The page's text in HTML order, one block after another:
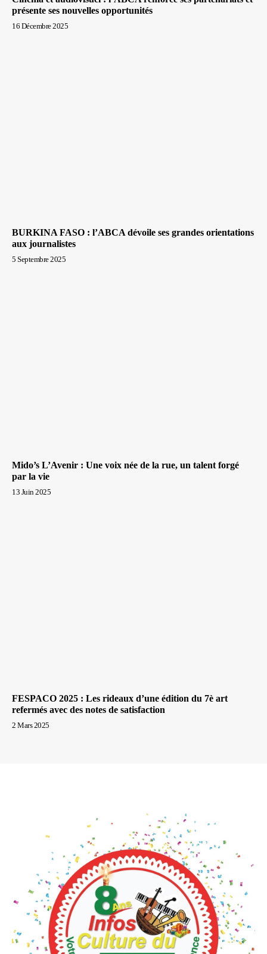
présente ses nouvelles opportunités
16 Décembre 2025
BURKINA FASO : l’ABCA dévoile ses grandes orientations
aux journalistes
5 Septembre 2025
Mido’s L’Avenir : Une voix née de la rue, un talent forgé
par la vie
13 Juin 2025
FESPACO 2025 : Les rideaux d’une édition du 7è art
refermés avec des notes de satisfaction
2 Mars 2025